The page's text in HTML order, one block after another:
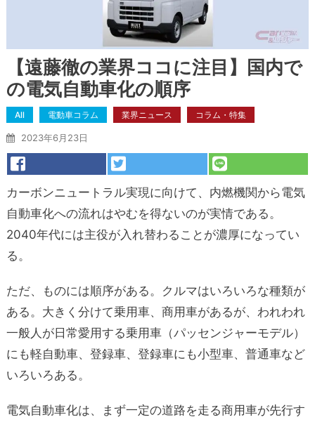
【遠藤徹の業界ココに注目】国内で
の電気自動車化の順序
All 電動車コラム 業界ニュース コラム・特集
2023年6月23日
カーボンニュートラル実現に向けて、内燃機関から電気
自動車化への流れはやむを得ないのが実情である。
2040年代には主役が入れ替わることが濃厚になってい
る。
ただ、ものには順序がある。クルマはいろいろな種類が
ある。大きく分けて乗用車、商用車があるが、われわれ
一般人が日常愛用する乗用車（パッセンジャーモデル）
にも軽自動車、登録車、登録車にも小型車、普通車など
いろいろある。
電気自動車化は、まず一定の道路を走る商用車が先行す